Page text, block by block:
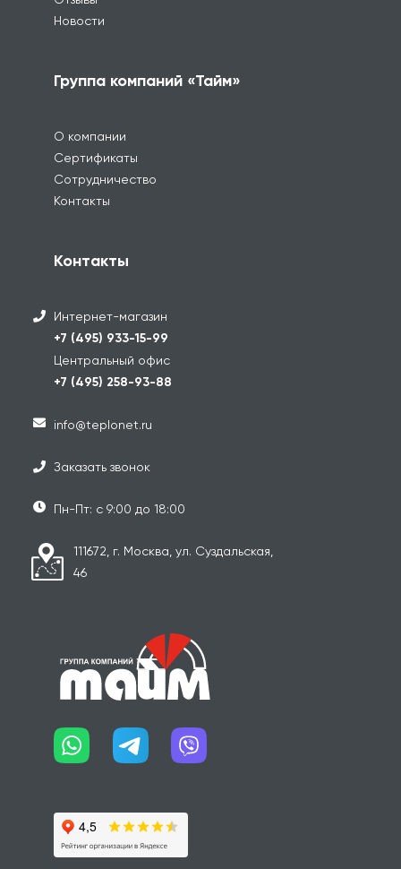
Новости
Группа компаний «Тайм»
О компании
Сертификаты
Сотрудничество
Контакты
Контакты
Интернет-магазин
+7 (495) 933-15-99
Центральный офис
+7 (495) 258-93-88
info@teplonet.ru
Заказать звонок
Пн-Пт: с 9:00 до 18:00
111672, г. Москва, ул. Суздальская,
46